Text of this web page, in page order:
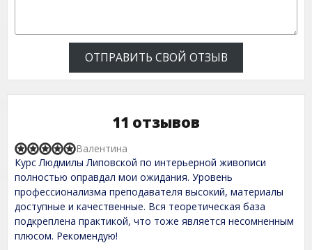
ОТПРАВИТЬ СВОЙ ОТЗЫВ
11 отзывов
R
a
t
d
5
,
0
o
Курс Людмилы Липовской по интерьерной живописи
полностью оправдал мои ожидания. Уровень
профессионализма преподавателя высокий, материалы
доступные и качественные. Вся теоретическая база
подкреплена практикой, что тоже является несомненным
плюсом. Рекомендую!
Валентина